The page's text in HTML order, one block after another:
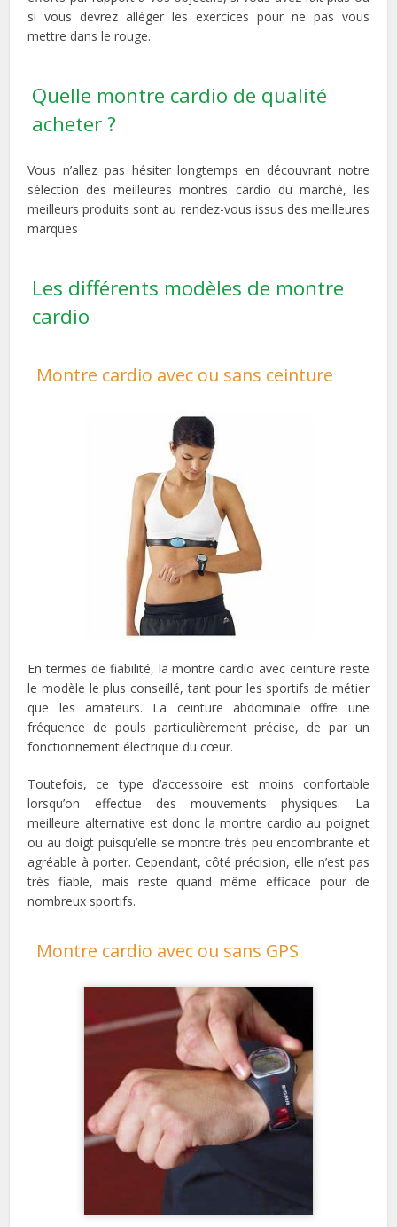
si vous devrez alléger les exercices pour ne pas vous
mettre dans le rouge.
Quelle montre cardio de qualité
acheter ?
Vous n’allez pas hésiter longtemps en découvrant notre
sélection des meilleures montres cardio du marché, les
meilleurs produits sont au rendez-vous issus des meilleures
marques
Les différents modèles de montre
cardio
Montre cardio avec ou sans ceinture
En termes de fiabilité, la montre cardio avec ceinture reste
le modèle le plus conseillé, tant pour les sportifs de métier
que les amateurs. La ceinture abdominale offre une
fréquence de pouls particulièrement précise, de par un
fonctionnement électrique du cœur.
Toutefois, ce type d’accessoire est moins confortable
lorsqu’on effectue des mouvements physiques. La
meilleure alternative est donc la montre cardio au poignet
ou au doigt puisqu’elle se montre très peu encombrante et
agréable à porter. Cependant, côté précision, elle n’est pas
très fiable, mais reste quand même efficace pour de
nombreux sportifs.
Montre cardio avec ou sans GPS